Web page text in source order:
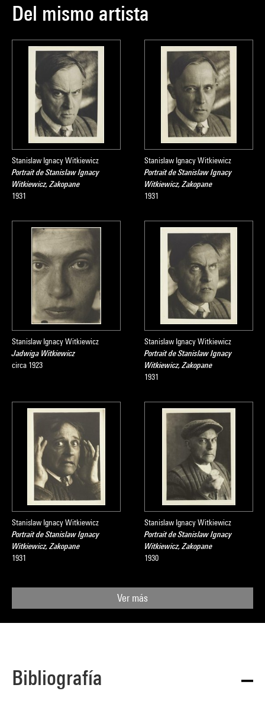
Del mismo artista
Stanislaw Ignacy Witkiewicz
Portrait de Stanislaw Ignacy
Witkiewicz, Zakopane
1931
Stanislaw Ignacy Witkiewicz
Portrait de Stanislaw Ignacy
Witkiewicz, Zakopane
1931
Stanislaw Ignacy Witkiewicz
Jadwiga Witkiewicz
circa 1923
Stanislaw Ignacy Witkiewicz
Portrait de Stanislaw Ignacy
Witkiewicz, Zakopane
1931
Stanislaw Ignacy Witkiewicz
Portrait de Stanislaw Ignacy
Witkiewicz, Zakopane
1931
Stanislaw Ignacy Witkiewicz
Portrait de Stanislaw Ignacy
Witkiewicz, Zakopane
1930
Ver más
Bibliografía